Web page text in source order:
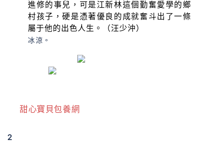
進修的事兒，可是江新林這個勤奮愛學的鄉
村孩子，硬是憑著優良的成就奮斗出了一條
屬于他的出色人生。（汪少沖）
冰涼。
甜心寶貝包養網
2